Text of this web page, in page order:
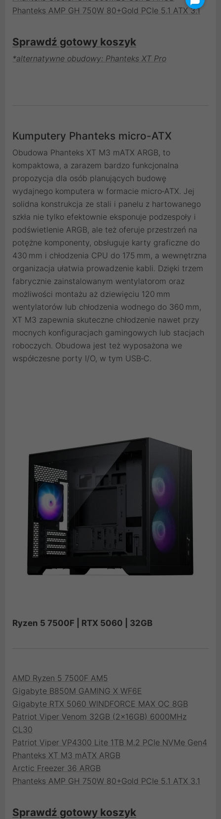
Phanteks AMP GH 750W 80+Gold PCIe 5.1 ATX 3.1
Sprawdź gotowy koszyk
*alternatywne obudowy: Phanteks XT Pro
Kumputery Phanteks micro-ATX
Obudowa Phanteks XT M3 mATX ARGB, to
kompaktowa, a zarazem bardzo funkcjonalna
propozycja dla osób planujących budowę
wydajnego komputera w formacie micro‑ATX. Jej
solidna konstrukcja ze stali i panelu z hartowanego
szkła nie tylko efektownie eksponuje podzespoły i
podświetlenie ARGB, ale też oferuje przestrzeń na
potężne komponenty, obsługuje karty graficzne do
430 mm i chłodzenia CPU do 175 mm, a wewnętrzna
organizacja ułatwia prowadzenie kabli. Dzięki trzem
fabrycznie zainstalowanym wentylatorom oraz
możliwości montażu aż dziewięciu 120 mm
wentylatorów lub chłodzenia wodnego do 360 mm,
XT M3 zapewnia skuteczne chłodzenie nawet przy
mocnych konfiguracjach gamingowych lub stacjach
roboczych. Obudowa jest też wyposażona we
współczesne porty I/O, w tym USB‑C.
Ryzen 5 7500F | RTX 5060 | 32GB
AMD Ryzen 5 7500F AM5
Gigabyte B850M GAMING X WF6E
Gigabyte RTX 5060 WINDFORCE MAX OC 8GB
Patriot Viper Venom 32GB (2x16GB) 6000MHz
CL30
Patriot Viper VP4300 Lite 1TB M.2 PCIe NVMe Gen4
Phanteks XT M3 mATX ARGB
Arctic Freezer 36 ARGB
Phanteks AMP GH 750W 80+Gold PCIe 5.1 ATX 3.1
Sprawdź gotowy koszyk